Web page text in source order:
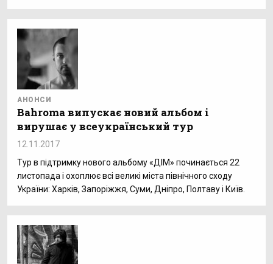
АНОНСИ
Bahroma випускає новий альбом і
вирушає у всеукраїнський тур
12.11.2017
Тур в підтримку нового альбому «ДІМ» починається 22
листопада і охоплює всі великі міста північного сходу
України: Харків, Запоріжжя, Суми, Дніпро, Полтаву і Київ.